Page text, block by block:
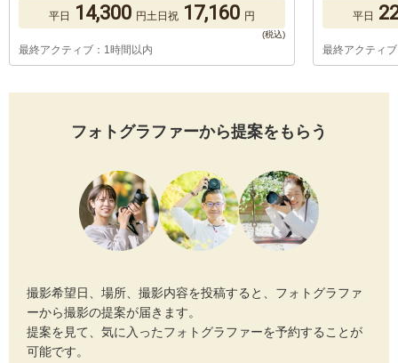
平日 14,300 円土日祝 17,160 円
最終アクティブ：1時間以内
平日
最終アクティ
フォトグラファーから提案をもらう
撮影希望日、場所、撮影内容を投稿すると、フォトグラファ
ーから撮影の提案が届きます。
提案を見て、気に入ったフォトグラファーを予約することが
可能です。